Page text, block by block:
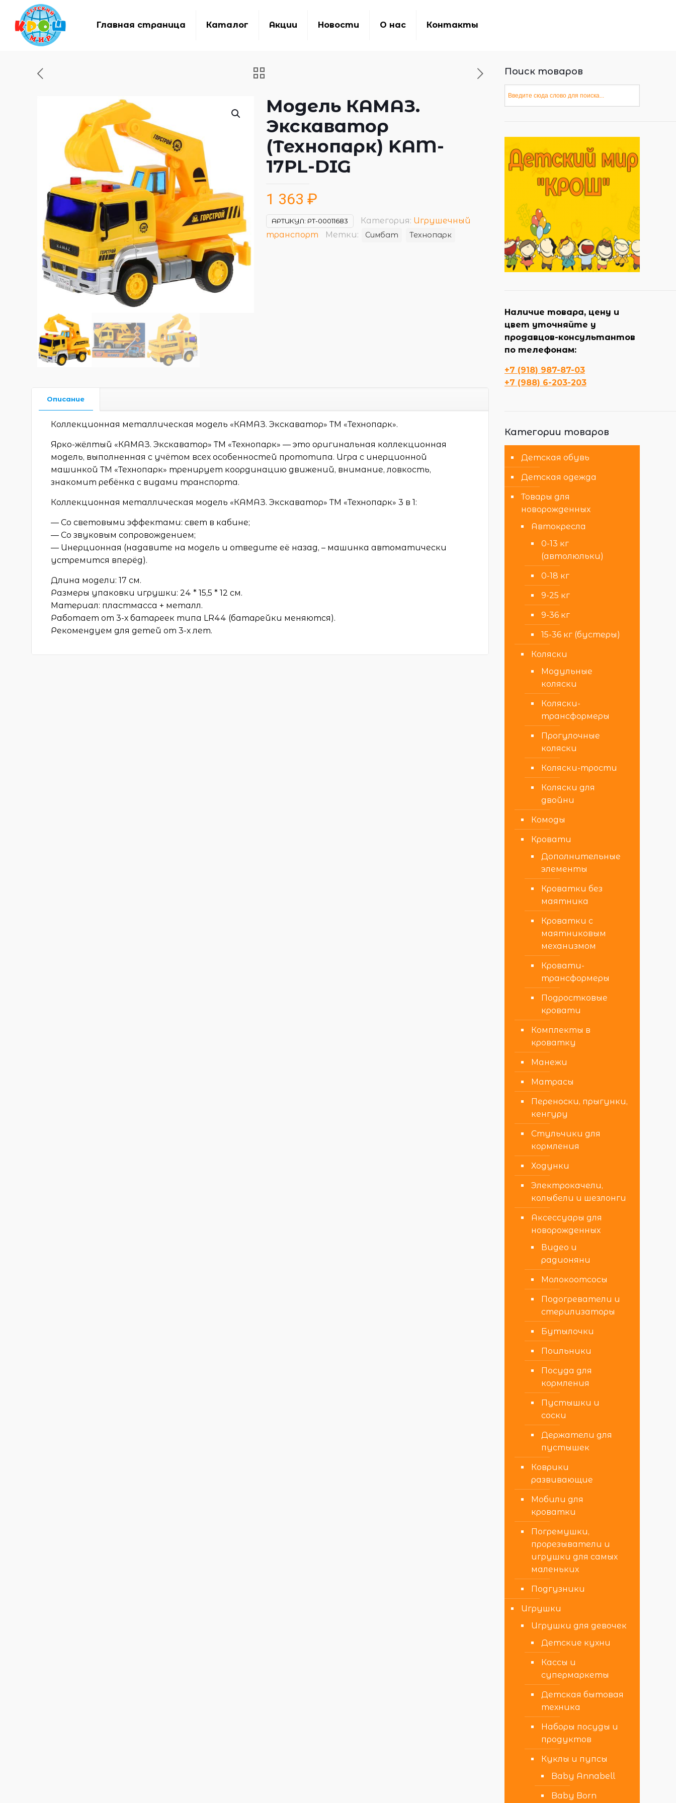
Главная страница Каталог Акции Новости О нас Контакты
Модель КАМАЗ.
Экскаватор
(Технопарк) KAM-
17PL-DIG
1 363 ₽
АРТИКУЛ: РТ-00011683 Категория: Игрушечный
транспорт
Метки: Симбат Технопарк
Описание
Коллекционная металлическая модель «КАМАЗ. Экскаватор» ТМ «Технопарк».
Ярко-жёлтый «КАМАЗ. Экскаватор» ТМ «Технопарк» — это оригинальная коллекционная
модель, выполненная с учётом всех особенностей прототипа. Игра с инерционной
машинкой ТМ «Технопарк» тренирует координацию движений, внимание, ловкость,
знакомит ребёнка с видами транспорта.
Коллекционная металлическая модель «КАМАЗ. Экскаватор» ТМ «Технопарк» 3 в 1:
— Со световыми эффектами: свет в кабине;
— Со звуковым сопровождением;
— Инерционная (надавите на модель и отведите её назад, – машинка автоматически
устремится вперёд).
Длина модели: 17 см.
Размеры упаковки игрушки: 24 * 15,5 * 12 см.
Материал: пластмасса + металл.
Работает от 3-х батареек типа LR44 (батарейки меняются).
Рекомендуем для детей от 3-х лет.
Поиск товаров
Наличие товара, цену и
цвет уточняйте у
продавцов-консультантов
по телефонам:
+7 (918) 987-87-03
+7 (988) 6-203-203
Категории товаров
Детская обувь
Детская одежда
Товары для
новорожденных
Автокресла
0-13 кг
(автолюльки)
0-18 кг
9-25 кг
9-36 кг
15-36 кг (бустеры)
Коляски
Модульные
коляски
Коляски-
трансформеры
Прогулочные
коляски
Коляски-трости
Коляски для
двойни
Комоды
Кровати
Дополнительные
элементы
Кроватки без
маятника
Кроватки с
маятниковым
механизмом
Кровати-
трансформеры
Подростковые
кровати
Комплекты в
кроватку
Манежи
Матрасы
Переноски, прыгунки,
кенгуру
Стульчики для
кормления
Ходунки
Электрокачели,
колыбели и шезлонги
Аксессуары для
новорожденных
Видео и
радионяни
Молокоотсосы
Подогреватели и
стерилизаторы
Бутылочки
Поильники
Посуда для
кормления
Пустышки и
соски
Держатели для
пустышек
Коврики
развивающие
Мобили для
кроватки
Погремушки,
прорезыватели и
игрушки для самых
маленьких
Подгузники
Игрушки
Игрушки для девочек
Детские кухни
Кассы и
супермаркеты
Детская бытовая
техника
Наборы посуды и
продуктов
Куклы и пупсы
Baby Annabell
Baby Born